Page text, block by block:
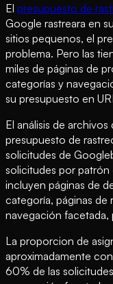
El presupuesto de
Google rastreara en
sitios pequenos, el
problema. Pero las
miles de páginas de
categorías y
su presupuesto en
El análisis de
presupuesto de
solicitudes de
solicitudes por
incluyen páginas de
categoría, páginas de
navegación facetada,
La proporcion de
aproximadamente
60% de las